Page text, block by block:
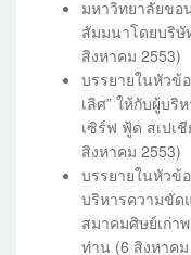
มหาวิทยาลัยขอ
สัมมนาโดยบริษั
สิงหาคม 2553)
บรรยายในหัวข้
เลิศ” ให้กับผู้บ
เซิร์ฟ ฟู้ด สเปเ
สิงหาคม 2553)
บรรยายในหัวข้
บริหารความขัด
สมาคมศิษย์เก่า
ท่าน (6 สิงหาคม